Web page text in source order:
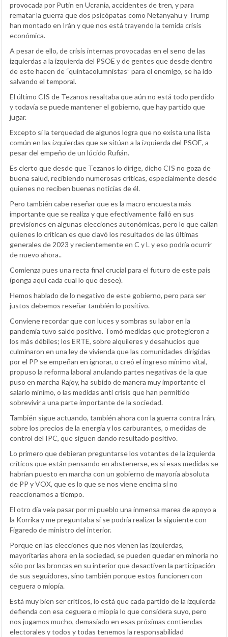
provocada por Putin en Ucrania, accidentes de tren, y para
rematar la guerra que dos psicópatas como Netanyahu y Trump
han montado en Irán y que nos está trayendo la temida crisis
económica.
A pesar de ello, de crisis internas provocadas en el seno de las
izquierdas a la izquierda del PSOE y de gentes que desde dentro
de este hacen de “quintacolumnistas” para el enemigo, se ha ido
salvando el temporal.
El último CIS de Tezanos resaltaba que aún no está todo perdido
y todavía se puede mantener el gobierno, que hay partido que
jugar.
Excepto si la terquedad de algunos logra que no exista una lista
común en las izquierdas que se sitúan a la izquierda del PSOE, a
pesar del empeño de un lúcido Rufián.
Es cierto que desde que Tezanos lo dirige, dicho CIS no goza de
buena salud, recibiendo numerosas críticas, especialmente desde
quienes no reciben buenas noticias de él.
Pero también cabe reseñar que es la macro encuesta más
importante que se realiza y que efectivamente falló en sus
previsiones en algunas elecciones autonómicas, pero lo que callan
quienes lo critican es que clavó los resultados de las últimas
generales de 2023 y recientemente en C y L y eso podría ocurrir
de nuevo ahora..
Comienza pues una recta final crucial para el futuro de este país
(ponga aquí cada cual lo que desee).
Hemos hablado de lo negativo de este gobierno, pero para ser
justos debemos reseñar también lo positivo.
Conviene recordar que con luces y sombras su labor en la
pandemia tuvo saldo positivo. Tomó medidas que protegieron a
los más débiles; los ERTE, sobre alquileres y desahucios que
culminaron en una ley de vivienda que las comunidades dirigidas
por el PP se empeñan en ignorar, o creó el ingreso mínimo vital,
propuso la reforma laboral anulando partes negativas de la que
puso en marcha Rajoy, ha subido de manera muy importante el
salario mínimo, o las medidas anti crisis que han permitido
sobrevivir a una parte importante de la sociedad.
También sigue actuando, también ahora con la guerra contra Irán,
sobre los precios de la energía y los carburantes, o medidas de
control del IPC, que siguen dando resultado positivo.
Lo primero que debieran preguntarse los votantes de la izquierda
críticos que están pensando en abstenerse, es si esas medidas se
habrían puesto en marcha con un gobierno de mayoría absoluta
de PP y VOX, que es lo que se nos viene encima si no
reaccionamos a tiempo.
El otro día veía pasar por mi pueblo una inmensa marea de apoyo a
la Korrika y me preguntaba si se podría realizar la siguiente con
Figaredo de ministro del interior.
Porque en las elecciones que nos vienen las izquierdas,
mayoritarias ahora en la sociedad, se pueden quedar en minoría no
sólo por las broncas en su interior que desactiven la participación
de sus seguidores, sino también porque estos funcionen con
ceguera o miopía.
Está muy bien ser críticos, lo está que cada partido de la izquierda
defienda con esa ceguera o miopía lo que considera suyo, pero
nos jugamos mucho, demasiado en esas próximas contiendas
electorales y todos y todas tenemos la responsabilidad